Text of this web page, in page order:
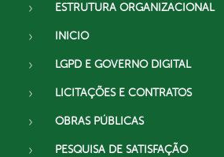
ESTRUTURA ORGANIZACIONAL
INICIO
LGPD E GOVERNO DIGITAL
LICITAÇÕES E CONTRATOS
OBRAS PÚBLICAS
PESQUISA DE SATISFAÇÃO